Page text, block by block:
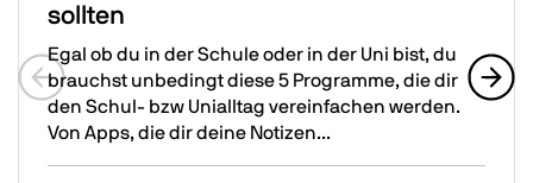
sollten
Egal ob du in der Schule oder in der Uni bist, du
brauchst unbedingt diese 5 Programme, die dir
den Schul- bzw Unialltag vereinfachen werden.
Von Apps, die dir deine Notizen...
Previous slide